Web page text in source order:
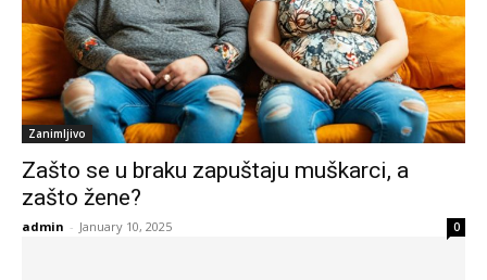
Zanimljivo
Zašto se u braku zapuštaju muškarci, a
zašto žene?
admin - January 10, 2025 0